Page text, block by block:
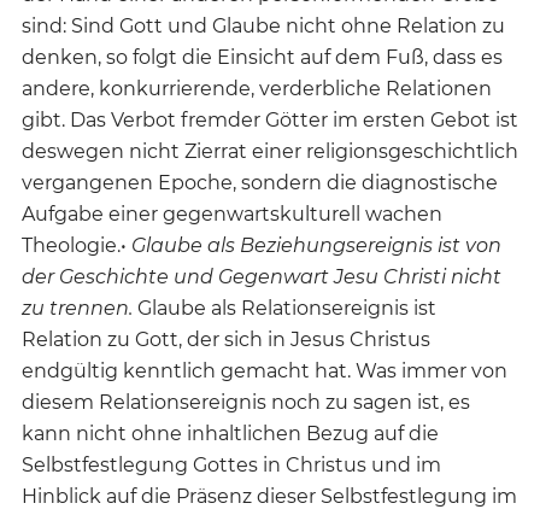
sind: Sind Gott und Glaube nicht ohne Relation zu
denken, so folgt die Einsicht auf dem Fuß, dass es
andere, konkurrierende, verderbliche Relationen
gibt. Das Verbot fremder Götter im ersten Gebot ist
deswegen nicht Zierrat einer religionsgeschichtlich
vergangenen Epoche, sondern die diagnostische
Aufgabe einer gegenwartskulturell wachen
Theologie.• Glaube als Beziehungsereignis ist von
der Geschichte und Gegenwart Jesu Christi nicht
zu trennen. Glaube als Relationsereignis ist
Relation zu Gott, der sich in Jesus Christus
endgültig kenntlich gemacht hat. Was immer von
diesem Relationsereignis noch zu sagen ist, es
kann nicht ohne inhaltlichen Bezug auf die
Selbstfestlegung Gottes in Christus und im
Hinblick auf die Präsenz dieser Selbstfestlegung im